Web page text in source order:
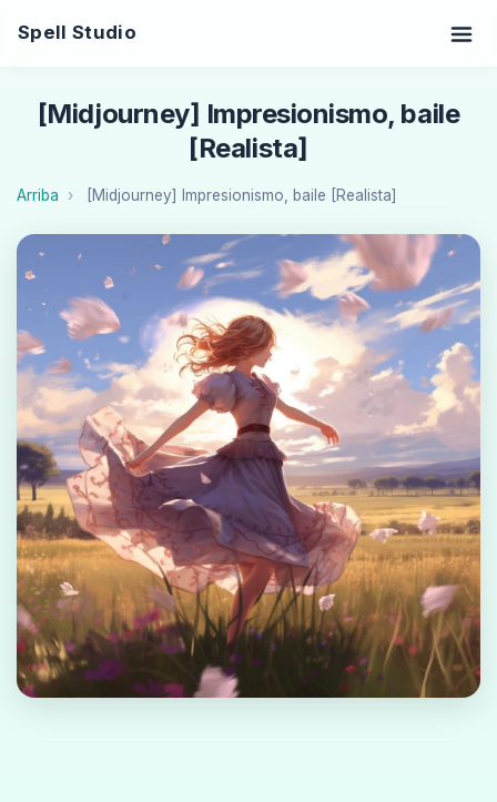
Spell Studio
[Midjourney] Impresionismo, baile
[Realista]
Arriba [Midjourney] Impresionismo, baile [Realista]